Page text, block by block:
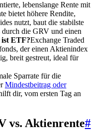
lebenslange Rente mit
bietet höhere Rendite,
nutzt, baut die stabilste
durch die GRV und einen
ist ETF?Exchange Traded
der einen Aktienindex
breit gestreut, ideal für
Sparrate für die
Mindestbeitrag oder
dir, vom ersten Tag an
vs. Aktienrente#